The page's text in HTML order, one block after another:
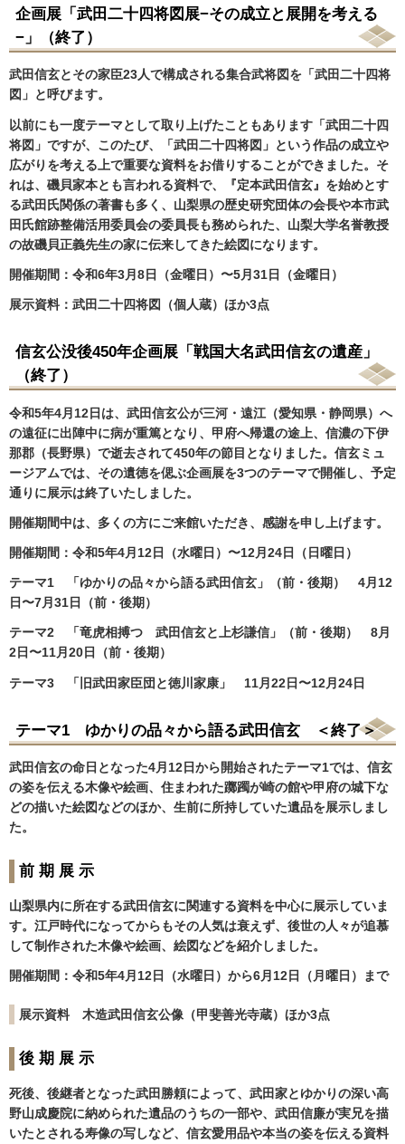
企画展「武田二十四将図展−その成立と展開を考える
−」（終了）
武田信玄とその家臣23人で構成される集合武将図を「武田二十四将
図」と呼びます。
以前にも一度テーマとして取り上げたこともあります「武田二十四
将図」ですが、このたび、「武田二十四将図」という作品の成立や
広がりを考える上で重要な資料をお借りすることができました。そ
れは、磯貝家本とも言われる資料で、『定本武田信玄』を始めとす
る武田氏関係の著書も多く、山梨県の歴史研究団体の会長や本市武
田氏館跡整備活用委員会の委員長も務められた、山梨大学名誉教授
の故磯貝正義先生の家に伝来してきた絵図になります。
開催期間：令和6年3月8日（金曜日）〜5月31日（金曜日）
展示資料：武田二十四将図（個人蔵） ほか3点
信玄公没後450年企画展「戦国大名武田信玄の遺産」
（終了）
令和5年4月12日は、武田信玄公が三河・遠江（愛知県・静岡県）へ
の遠征に出陣中に病が重篤となり、甲府へ帰還の途上、信濃の下伊
那郡（長野県）で逝去されて450年の節目となりました。信玄ミュ
ージアムでは、その遺徳を偲ぶ企画展を3つのテーマで開催し、予定
通りに展示は終了いたしました。
開催期間中は、多くの方にご来館いただき、感謝を申し上げます。
開催期間：令和5年4月12日（水曜日）〜12月24日（日曜日）
テーマ1 「ゆかりの品々から語る武田信玄」（前・後期） 4月12
日〜7月31日（前・後期）
テーマ2 「竜虎相搏つ 武田信玄と上杉謙信」（前・後期） 8月
2日〜11月20日（前・後期）
テーマ3 「旧武田家臣団と徳川家康」 11月22日〜12月24日
テーマ1 ゆかりの品々から語る武田信玄 ＜終了＞
武田信玄の命日となった4月12日から開始されたテーマ1では、信玄
の姿を伝える木像や絵画、住まわれた躑躅が崎の館や甲府の城下な
どの描いた絵図などのほか、生前に所持していた遺品を展示しまし
た。
前 期 展 示
山梨県内に所在する武田信玄に関連する資料を中心に展示していま
す。江戸時代になってからもその人気は衰えず、後世の人々が追慕
して制作された木像や絵画、絵図などを紹介しました。
開催期間：令和5年4月12日（水曜日）から6月12日（月曜日）まで
展示資料 木造武田信玄公像（甲斐善光寺蔵）ほか3点
後 期 展 示
死後、後継者となった武田勝頼によって、武田家とゆかりの深い高
野山成慶院に納められた遺品のうちの一部や、武田信廉が実兄を描
いたとされる寿像の写しなど、信玄愛用品や本当の姿を伝える資料